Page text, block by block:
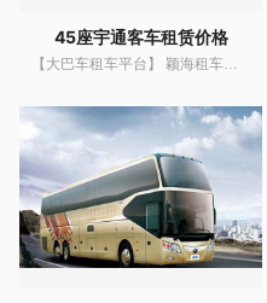
45座宇通客车租赁价格
【大巴车租车平台】 颖海租车网 提供上海地区大巴租车服务,大巴车租车价格,大巴包车机场接送,班车租赁,会议租车,商务租车,大巴车租车,大巴出租等服务热线400-6666--089